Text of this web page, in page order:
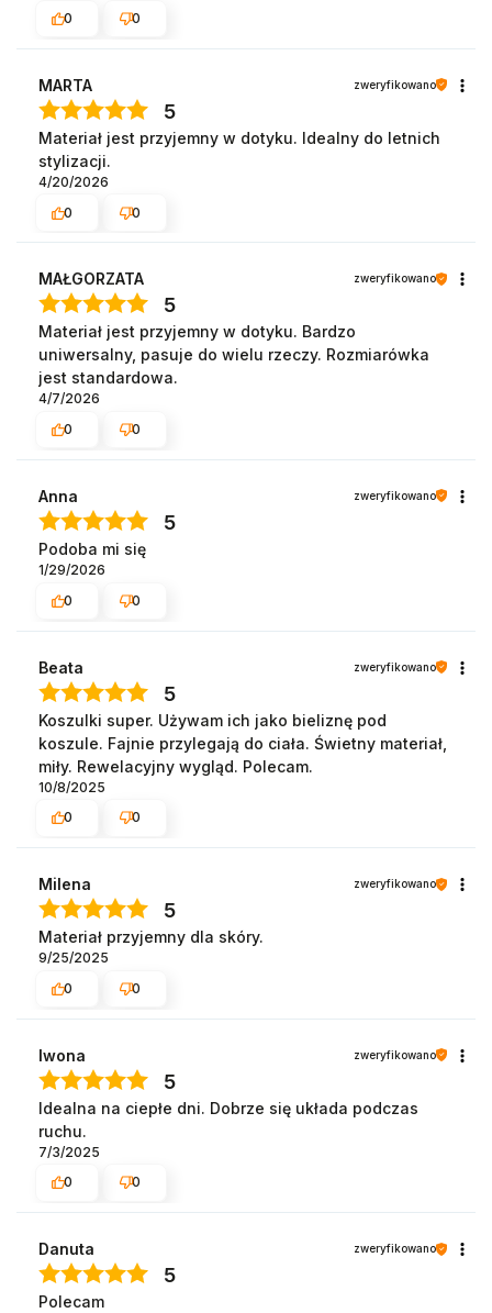
0
0
MARTA zweryfikowano
5
Materiał jest przyjemny w dotyku. Idealny do letnich
stylizacji.
4/20/2026
0
0
MAŁGORZATA zweryfikowano
5
Materiał jest przyjemny w dotyku. Bardzo
uniwersalny, pasuje do wielu rzeczy. Rozmiarówka
jest standardowa.
4/7/2026
0
0
Anna zweryfikowano
5
Podoba mi się
1/29/2026
0
0
Beata zweryfikowano
5
Koszulki super. Używam ich jako bieliznę pod
koszule. Fajnie przylegają do ciała. Świetny materiał,
miły. Rewelacyjny wygląd. Polecam.
10/8/2025
0
0
Milena zweryfikowano
5
Materiał przyjemny dla skóry.
9/25/2025
0
0
Iwona zweryfikowano
5
Idealna na ciepłe dni. Dobrze się układa podczas
ruchu.
7/3/2025
0
0
Danuta zweryfikowano
5
Polecam